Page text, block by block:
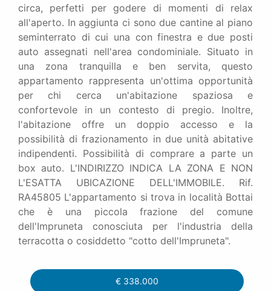
circa, perfetti per godere di momenti di relax
all'aperto. In aggiunta ci sono due cantine al piano
seminterrato di cui una con finestra e due posti
auto assegnati nell'area condominiale. Situato in
una zona tranquilla e ben servita, questo
appartamento rappresenta un'ottima opportunità
per chi cerca un'abitazione spaziosa e
confortevole in un contesto di pregio. Inoltre,
l'abitazione offre un doppio accesso e la
possibilità di frazionamento in due unità abitative
indipendenti. Possibilità di comprare a parte un
box auto. L'INDIRIZZO INDICA LA ZONA E NON
L'ESATTA UBICAZIONE DELL'IMMOBILE. Rif.
RA45805 L'appartamento si trova in località Bottai
che è una piccola frazione del comune
dell'Impruneta conosciuta per l'industria della
terracotta o cosiddetto "cotto dell'Impruneta".
€ 338.000